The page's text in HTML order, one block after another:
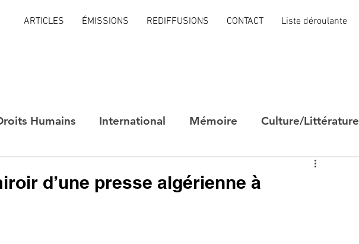
ARTICLES ÉMISSIONS REDIFFUSIONS CONTACT Liste déroulante
Humains International Mémoire Culture/Littérature
d’une presse algérienne à